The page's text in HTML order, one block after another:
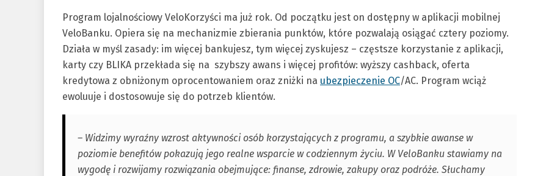
Program lojalnościowy VeloKorzyści ma już rok. Od początku jest on dostępny w aplikacji mobilnej
VeloBanku. Opiera się na mechanizmie zbierania punktów, które pozwalają osiągać cztery poziomy.
Działa w myśl zasady: im więcej bankujesz, tym więcej zyskujesz – częstsze korzystanie z aplikacji,
karty czy BLIKA przekłada się na szybszy awans i więcej profitów: wyższy cashback, oferta
kredytowa z obniżonym oprocentowaniem oraz zniżki na ubezpieczenie OC/AC. Program wciąż
ewoluuje i dostosowuje się do potrzeb klientów.
– Widzimy wyraźny wzrost aktywności osób korzystających z programu, a szybkie awanse w
poziomie benefitów pokazują jego realne wsparcie w codziennym życiu. W VeloBanku stawiamy na
wygodę i rozwijamy rozwiązania obejmujące: finanse, zdrowie, zakupy oraz podróże. Słuchamy